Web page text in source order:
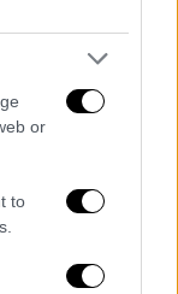
or
to
ζουν στο
εύκολα σε
όπως
γι’ αυτό